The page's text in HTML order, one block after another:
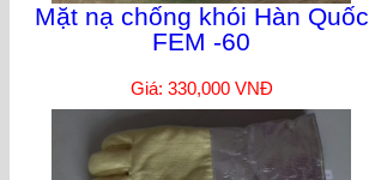
Mặt nạ chống khói Hàn Quốc
FEM -60
Giá: 330,000 VNĐ